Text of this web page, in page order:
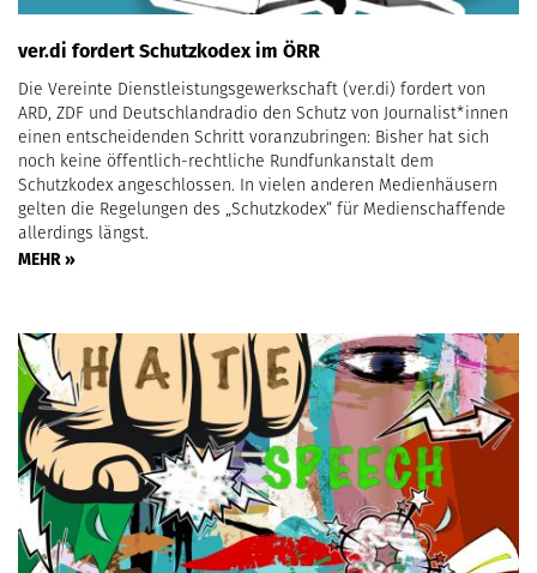
ver.di fordert Schutzkodex im ÖRR
Die Vereinte Dienstleistungsgewerkschaft (ver.di) fordert von
ARD, ZDF und Deutschlandradio den Schutz von Journalist*innen
einen entscheidenden Schritt voranzubringen: Bisher hat sich
noch keine öffentlich-rechtliche Rundfunkanstalt dem
Schutzkodex angeschlossen. In vielen anderen Medienhäusern
gelten die Regelungen des „Schutzkodex“ für Medienschaffende
allerdings längst.
MEHR »